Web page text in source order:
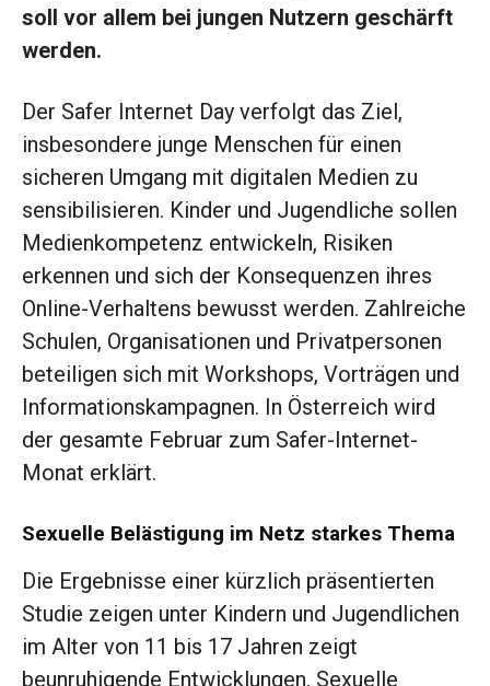
soll vor allem bei jungen Nutzern geschärft
werden.
Der Safer Internet Day verfolgt das Ziel,
insbesondere junge Menschen für einen
sicheren Umgang mit digitalen Medien zu
sensibilisieren. Kinder und Jugendliche sollen
Medienkompetenz entwickeln, Risiken
erkennen und sich der Konsequenzen ihres
Online-Verhaltens bewusst werden. Zahlreiche
Schulen, Organisationen und Privatpersonen
beteiligen sich mit Workshops, Vorträgen und
Informationskampagnen. In Österreich wird
der gesamte Februar zum Safer-Internet-
Monat erklärt.
Sexuelle Belästigung im Netz starkes Thema
Die Ergebnisse einer kürzlich präsentierten
Studie zeigen unter Kindern und Jugendlichen
im Alter von 11 bis 17 Jahren zeigt
beunruhigende Entwicklungen. Sexuelle